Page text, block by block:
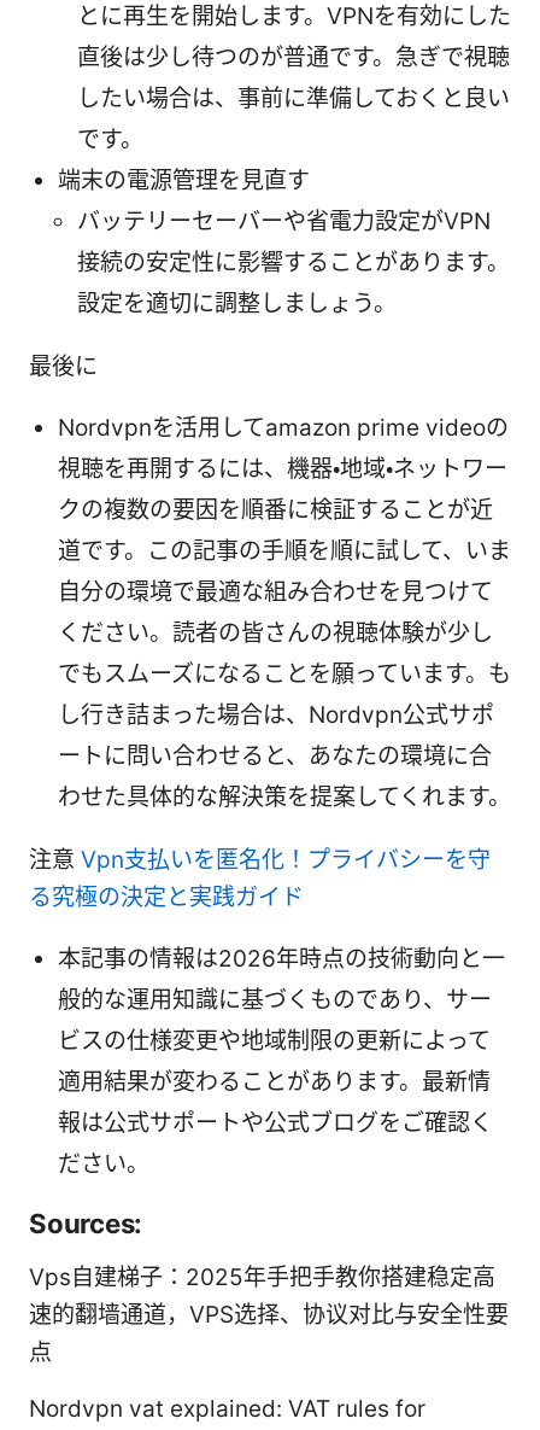
とに再生を開始します。VPNを有効にした
直後は少し待つのが普通です。急ぎで視聴
したい場合は、事前に準備しておくと良い
です。
端末の電源管理を見直す
バッテリーセーバーや省電力設定がVPN
接続の安定性に影響することがあります。
設定を適切に調整しましょう。
最後に
Nordvpnを活用してamazon prime videoの
視聴を再開するには、機器・地域・ネットワー
クの複数の要因を順番に検証することが近
道です。この記事の手順を順に試して、いま
自分の環境で最適な組み合わせを見つけて
ください。読者の皆さんの視聴体験が少し
でもスムーズになることを願っています。も
し行き詰まった場合は、Nordvpn公式サポ
ートに問い合わせると、あなたの環境に合
わせた具体的な解決策を提案してくれます。
注意 Vpn支払いを匿名化！プライバシーを守
る究極の決定と実践ガイド
本記事の情報は2026年時点の技術動向と一
般的な運用知識に基づくものであり、サー
ビスの仕様変更や地域制限の更新によって
適用結果が変わることがあります。最新情
報は公式サポートや公式ブログをご確認く
ださい。
Sources:
Vps自建梯子：2025年手把手教你搭建稳定高
速的翻墙通道，VPS选择、协议对比与安全性要
点
Nordvpn vat explained: VAT rules for